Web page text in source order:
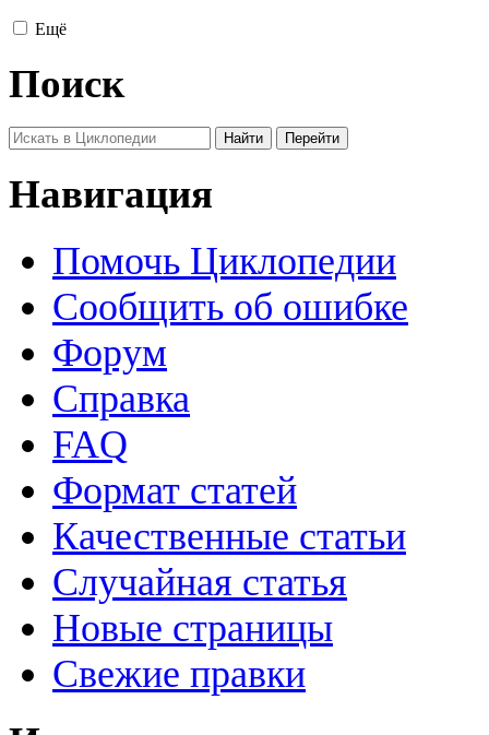
Ещё
Поиск
Навигация
Помочь Циклопедии
Сообщить об ошибке
Форум
Справка
FAQ
Формат статей
Качественные статьи
Случайная статья
Новые страницы
Свежие правки